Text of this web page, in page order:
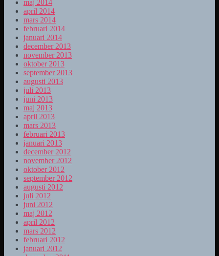
maj 2014
april 2014
mars 2014
februari 2014
januari 2014
december 2013
november 2013
oktober 2013
september 2013
augusti 2013
juli 2013
juni 2013
maj 2013
april 2013
mars 2013
februari 2013
januari 2013
december 2012
november 2012
oktober 2012
september 2012
augusti 2012
juli 2012
juni 2012
maj 2012
april 2012
mars 2012
februari 2012
januari 2012